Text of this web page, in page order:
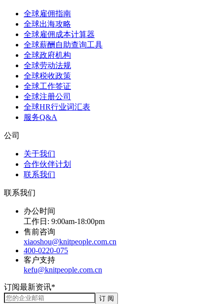
全球雇佣指南
全球出海攻略
全球雇佣成本计算器
全球薪酬自助查询工具
全球政府机构
全球劳动法规
全球税收政策
全球工作签证
全球注册公司
全球HR行业词汇表
服务Q&A
公司
关于我们
合作伙伴计划
联系我们
联系我们
办公时间
工作日: 9:00am-18:00pm
售前咨询
xiaoshou@knitpeople.com.cn
400-0220-075
客户支持
kefu@knitpeople.com.cn
订阅最新资讯*
订 阅